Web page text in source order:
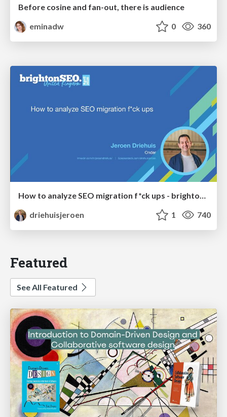
Before cosine and fan-out, there is audience
eminadw
0 360
How to analyze SEO migration f*ck ups - brightonSEO 2026
driehuisjeroen
1 740
Featured
See All Featured